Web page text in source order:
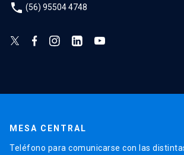
phone (56) 95504 4748
MESA CENTRAL
Teléfono para comunicarse con las